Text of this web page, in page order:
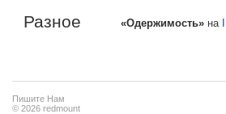
Разное «Одержимость» на
Пишите Нам
© 2026 redmount